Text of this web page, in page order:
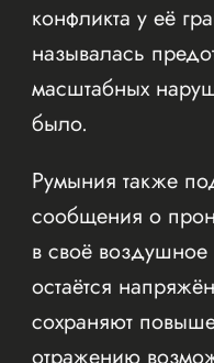
конфликта у её
называлась
масштабных
было.
Румыния также
сообщения о
в своё воздушное
остаётся
сохраняют